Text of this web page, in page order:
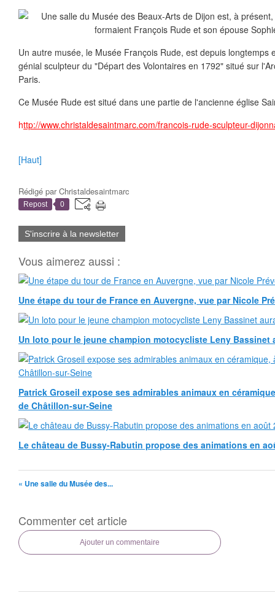
Un autre musée, le Musée François Rude, est depuis longtemps
génial sculpteur du "Départ des Volontaires en 1792" situé sur
Paris.
Ce Musée Rude est situé dans une partie de l'ancienne église
http://www.christaldesaintmarc.com/francois-rude-sculpteur-
[Haut]
Rédigé parChristaldesaintmarc
Repost 0
S'inscrire à la newsletter
Vous aimerez aussi :
Une étape du tour de France en Auvergne, vue par Nicole
Un loto pour le jeune champion motocycliste Leny Bassinet
Patrick Groseil expose ses admirables animaux en
de Châtillon-sur-Seine
Le château de Bussy-Rabutin propose des animations en
« Une salle du Musée des...
Commenter cet article
Ajouter un commentaire